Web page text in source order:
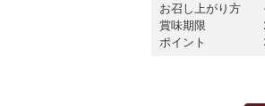
お召し上がり方
賞味期限
ポイント